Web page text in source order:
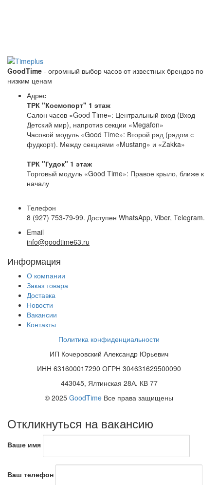
GoodTime - огромный выбор часов от известных брендов по
низким ценам
Адрес
ТРК "Космопорт" 1 этаж
Салон часов «Good Time»: Центральный вход (Вход -
Детский мир), напротив секции «Megafon»
Часовой модуль «Good Time»: Второй ряд (рядом с
фудкорт). Между секциями «Mustang» и «Zakka»
ТРК "Гудок" 1 этаж
Торговый модуль «Good Time»: Правое крыло, ближе к
началу
Телефон
8 (927) 753-79-99. Доступен WhatsApp, Viber, Telegram.
Email
info@goodtime63.ru
Информация
О компании
Заказ товара
Доставка
Новости
Вакансии
Контакты
Политика конфиденциальности
ИП Кочеровский Александр Юрьевич
ИНН 631600017290 ОГРН 304631629500090
443045, Ялтинская 28А. КВ 77
© 2025 GoodTime Все права защищены
Откликнуться на вакансию
Ваше имя
Ваш телефон